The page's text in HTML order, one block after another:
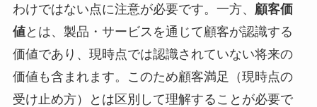
わけではない点に注意が必要です。一方、 顧客価
値とは、製品・サービスを通じて顧客が認識する
価値であり、現時点では認識されていない将来の
価値も含まれます。このため顧客満足（現時点の
受け止め方）とは区別して理解することが必要で